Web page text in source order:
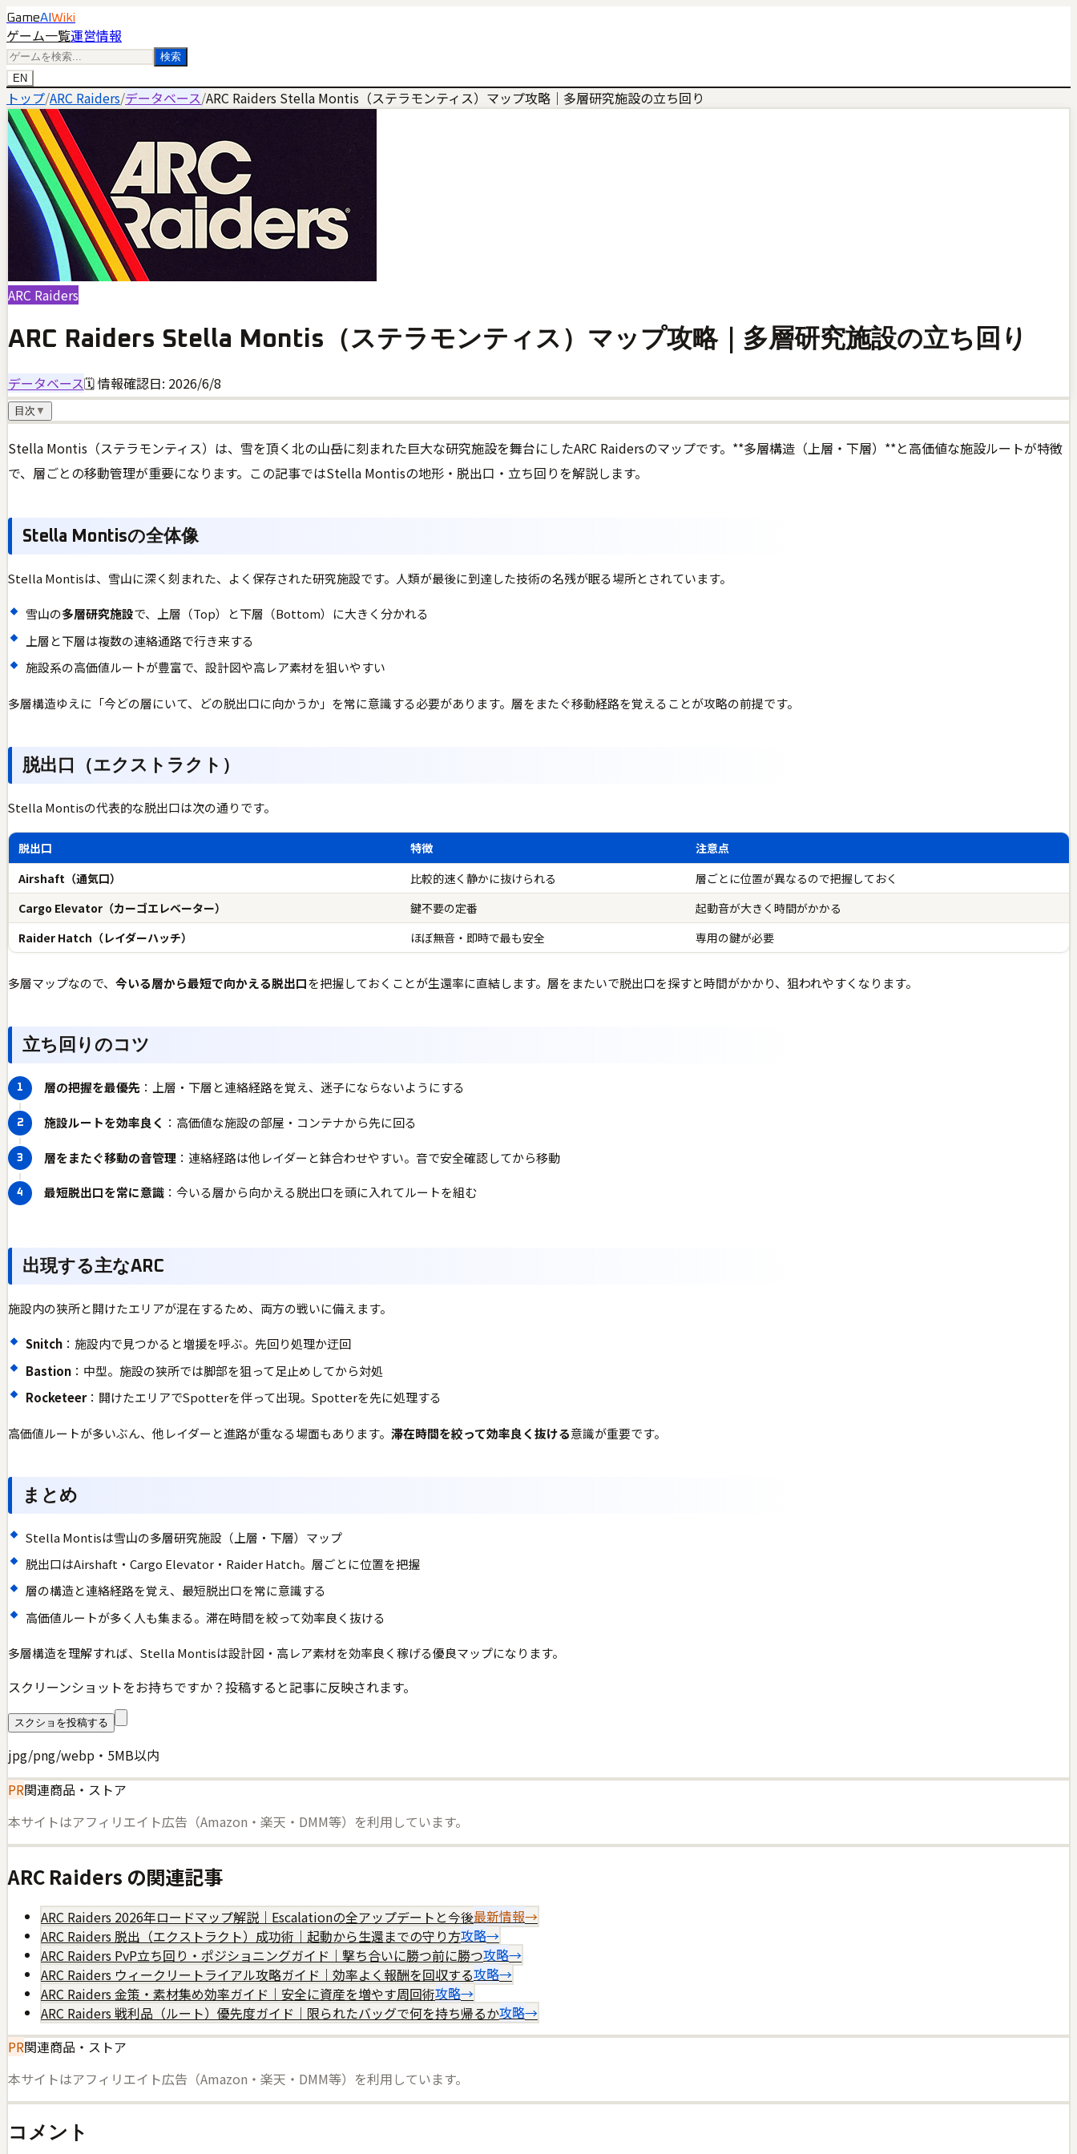
GameAI Wiki
ゲーム一覧運営情報
検索
EN
トップ/ARC Raiders/データベース/ARC Raiders Stella Montis（ステラモンティス）マップ攻略｜多層研究施設の立ち回り
ARC Raiders
ARC Raiders Stella Montis（ステラモンティス）マップ攻略｜多層研究施設の立ち回り
データベース🗓 情報確認日: 2026/6/8
目次 ▼
Stella Montis（ステラモンティス）は、雪を頂く北の山岳に刻まれた巨大な研究施設を舞台にしたARC Raidersのマップです。**多層構造（上層・下層）**と高価値な施設ルートが特徴
で、層ごとの移動管理が重要になります。この記事ではStella Montisの地形・脱出口・立ち回りを解説します。
Stella Montisの全体像
Stella Montisは、雪山に深く刻まれた、よく保存された研究施設です。人類が最後に到達した技術の名残が眠る場所とされています。
雪山の多層研究施設で、上層（Top）と下層（Bottom）に大きく分かれる
上層と下層は複数の連絡通路で行き来する
施設系の高価値ルートが豊富で、設計図や高レア素材を狙いやすい
多層構造ゆえに「今どの層にいて、どの脱出口に向かうか」を常に意識する必要があります。層をまたぐ移動経路を覚えることが攻略の前提です。
脱出口（エクストラクト）
Stella Montisの代表的な脱出口は次の通りです。
脱出口 特徴
注意点
Airshaft（通気口）
比較的速く静かに抜けられる
層ごとに位置が異なるので把握しておく
Cargo Elevator（カーゴエレベーター）
鍵不要の定番
起動音が大きく時間がかかる
Raider Hatch（レイダーハッチ）
ほぼ無音・即時で最も安全 専用の鍵が必要
多層マップなので、 今いる層から最短で向かえる脱出口を把握しておくことが生還率に直結します。層をまたいで脱出口を探すと時間がかかり、狙われやすくなります。
立ち回りのコツ
層の把握を最優先 ：上層・下層と連絡経路を覚え、迷子にならないようにする
施設ルートを効率良く ：高価値な施設の部屋・コンテナから先に回る
層をまたぐ移動の音管理 ：連絡経路は他レイダーと鉢合わせやすい。音で安全確認してから移動
最短脱出口を常に意識 ：今いる層から向かえる脱出口を頭に入れてルートを組む
出現する主なARC
施設内の狭所と開けたエリアが混在するため、両方の戦いに備えます。
Snitch：施設内で見つかると増援を呼ぶ。先回り処理か迂回
Bastion：中型。施設の狭所では脚部を狙って足止めしてから対処
Rocketeer：開けたエリアでSpotterを伴って出現。Spotterを先に処理する
高価値ルートが多いぶん、他レイダーと進路が重なる場面もあります。 滞在時間を絞って効率良く抜ける意識が重要です。
まとめ
Stella Montisは雪山の多層研究施設（上層・下層）マップ
脱出口はAirshaft・Cargo Elevator・Raider Hatch。層ごとに位置を把握
層の構造と連絡経路を覚え、最短脱出口を常に意識する
高価値ルートが多く人も集まる。滞在時間を絞って効率良く抜ける
多層構造を理解すれば、Stella Montisは設計図・高レア素材を効率良く稼げる優良マップになります。
スクリーンショットをお持ちですか？投稿すると記事に反映されます。
スクショを投稿する
jpg/png/webp・5MB以内
PR関連商品・ストア
本サイトはアフィリエイト広告（Amazon・楽天・DMM等）を利用しています。
ARC Raiders の関連記事
ARC Raiders 2026年ロードマップ解説｜Escalationの全アップデートと今後最新情報→
ARC Raiders 脱出（エクストラクト）成功術｜起動から生還までの守り方攻略→
ARC Raiders PvP立ち回り・ポジショニングガイド｜撃ち合いに勝つ前に勝つ攻略→
ARC Raiders ウィークリートライアル攻略ガイド｜効率よく報酬を回収する攻略→
ARC Raiders 金策・素材集め効率ガイド｜安全に資産を増やす周回術攻略→
ARC Raiders 戦利品（ルート）優先度ガイド｜限られたバッグで何を持ち帰るか攻略→
PR関連商品・ストア
本サイトはアフィリエイト広告（Amazon・楽天・DMM等）を利用しています。
コメント